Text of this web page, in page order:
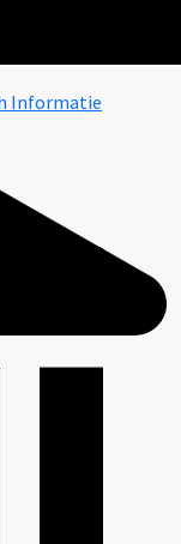
Informatie